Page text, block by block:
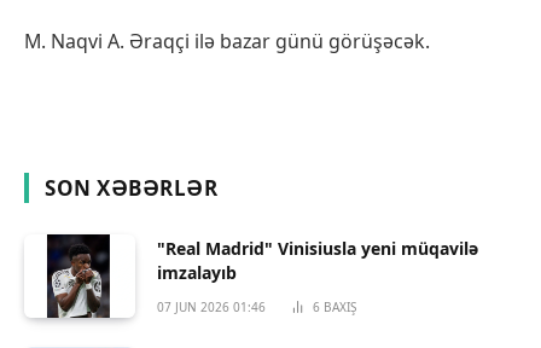
M. Naqvi A. Əraqçi ilə bazar günü görüşəcək.
SON XƏBƏRLƏR
"Real Madrid" Vinisiusla yeni müqavilə
imzalayıb
07 JUN 2026 01:46 6 BAXIŞ